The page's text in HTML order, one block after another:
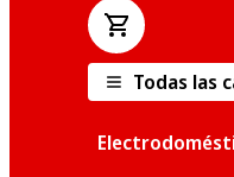
Todas las